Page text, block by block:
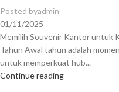
Posted byadmin
01/11/2025
Memilih Souvenir Kantor untuk
Tahun Awal tahun adalah
untuk memperkuat hub...
Continue reading